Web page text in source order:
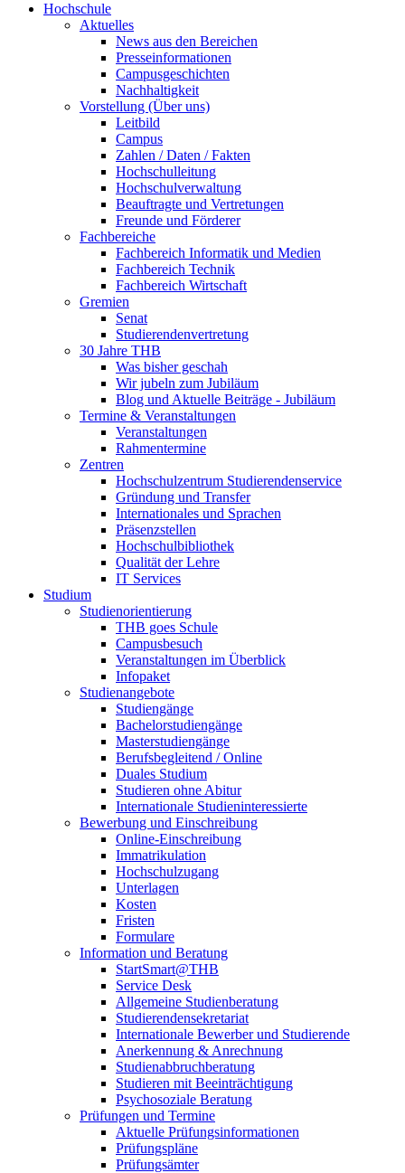
Hochschule
Aktuelles
News aus den Bereichen
Presseinformationen
Campusgeschichten
Nachhaltigkeit
Vorstellung (Über uns)
Leitbild
Campus
Zahlen / Daten / Fakten
Hochschulleitung
Hochschulverwaltung
Beauftragte und Vertretungen
Freunde und Förderer
Fachbereiche
Fachbereich Informatik und Medien
Fachbereich Technik
Fachbereich Wirtschaft
Gremien
Senat
Studierendenvertretung
30 Jahre THB
Was bisher geschah
Wir jubeln zum Jubiläum
Blog und Aktuelle Beiträge - Jubiläum
Termine & Veranstaltungen
Veranstaltungen
Rahmentermine
Zentren
Hochschulzentrum Studierendenservice
Gründung und Transfer
Internationales und Sprachen
Präsenzstellen
Hochschulbibliothek
Qualität der Lehre
IT Services
Studium
Studienorientierung
THB goes Schule
Campusbesuch
Veranstaltungen im Überblick
Infopaket
Studienangebote
Studiengänge
Bachelorstudiengänge
Masterstudiengänge
Berufsbegleitend / Online
Duales Studium
Studieren ohne Abitur
Internationale Studieninteressierte
Bewerbung und Einschreibung
Online-Einschreibung
Immatrikulation
Hochschulzugang
Unterlagen
Kosten
Fristen
Formulare
Information und Beratung
StartSmart@THB
Service Desk
Allgemeine Studienberatung
Studierendensekretariat
Internationale Bewerber und Studierende
Anerkennung & Anrechnung
Studienabbruchberatung
Studieren mit Beeinträchtigung
Psychosoziale Beratung
Prüfungen und Termine
Aktuelle Prüfungsinformationen
Prüfungspläne
Prüfungsämter